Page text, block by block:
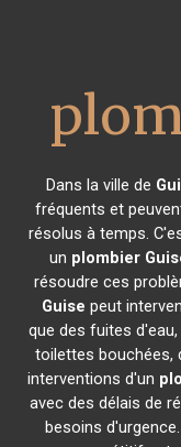
Dans la ville de
fréquents et
résolus à temps.
un plombier
résoudre ces
Guise peut
que des fuites
toilettes bouchées,
interventions d'un
avec des délais de
besoins